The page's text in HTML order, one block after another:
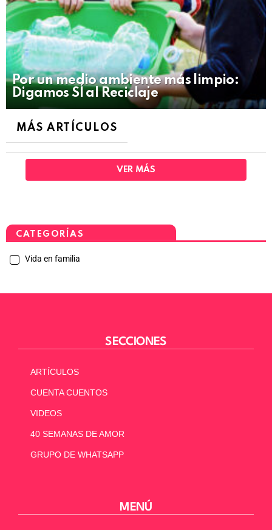
Por un medio ambiente más limpio:
Digamos SÍ al Reciclaje
MÁS ARTÍCULOS
VER MÁS
CATEGORÍAS
Vida en familia
SECCIONES
ARTÍCULOS
CUENTA CUENTOS
VIDEOS
40 SEMANAS DE AMOR
GRUPO DE WHATSAPP
MENÚ